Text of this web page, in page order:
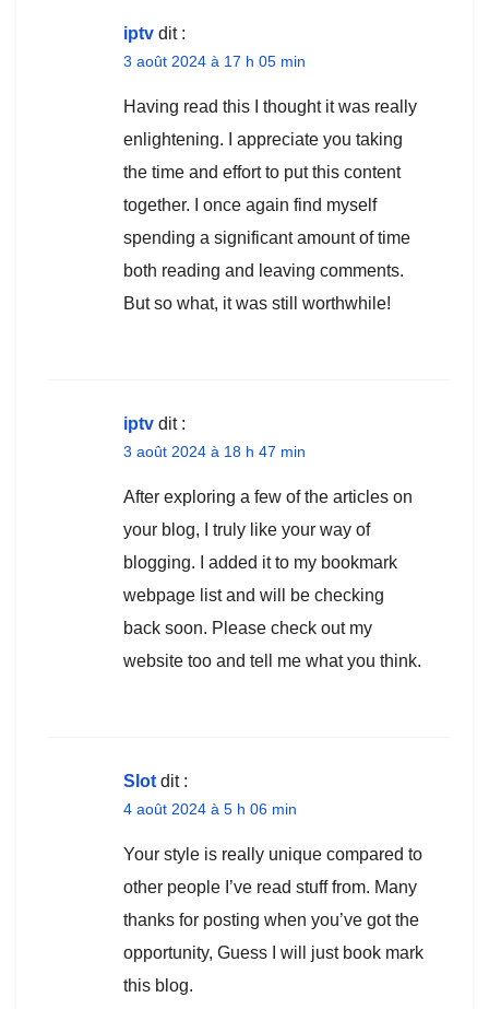
iptv dit :
3 août 2024 à 17 h 05 min
Having read this I thought it was really
enlightening. I appreciate you taking
the time and effort to put this content
together. I once again find myself
spending a significant amount of time
both reading and leaving comments.
But so what, it was still worthwhile!
iptv dit :
3 août 2024 à 18 h 47 min
After exploring a few of the articles on
your blog, I truly like your way of
blogging. I added it to my bookmark
webpage list and will be checking
back soon. Please check out my
website too and tell me what you think.
Slot dit :
4 août 2024 à 5 h 06 min
Your style is really unique compared to
other people I’ve read stuff from. Many
thanks for posting when you’ve got the
opportunity, Guess I will just book mark
this blog.